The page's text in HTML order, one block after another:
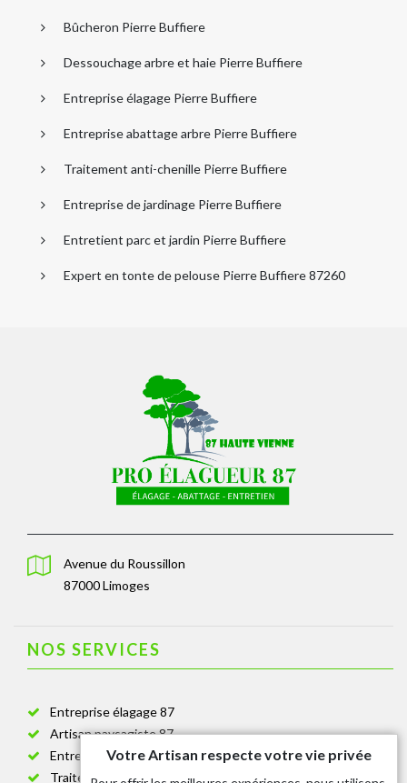
Bûcheron Pierre Buffiere
Dessouchage arbre et haie Pierre Buffiere
Entreprise élagage Pierre Buffiere
Entreprise abattage arbre Pierre Buffiere
Traitement anti-chenille Pierre Buffiere
Entreprise de jardinage Pierre Buffiere
Entretient parc et jardin Pierre Buffiere
Expert en tonte de pelouse Pierre Buffiere 87260
Avenue du Roussillon
87000 Limoges
NOS SERVICES
Entreprise élagage 87
Artisan paysagiste 87
Entreprise de jardinage 87
Traitement anti-chenille 87
Votre Artisan respecte votre vie privée